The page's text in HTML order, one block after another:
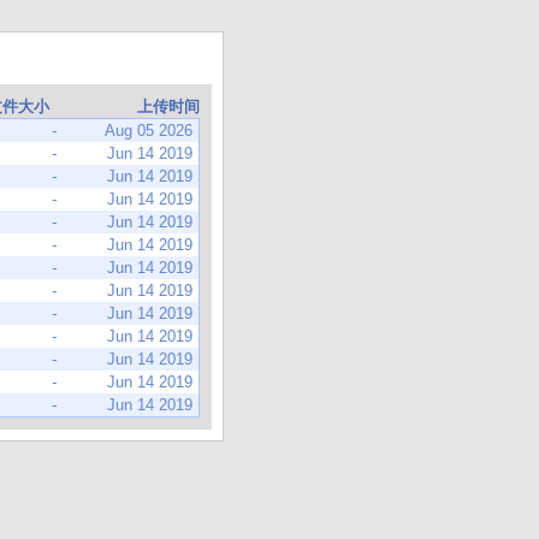
大小
上传时间
-
Aug 05 2026
-
Jun 14 2019
-
Jun 14 2019
-
Jun 14 2019
-
Jun 14 2019
-
Jun 14 2019
-
Jun 14 2019
-
Jun 14 2019
-
Jun 14 2019
-
Jun 14 2019
-
Jun 14 2019
-
Jun 14 2019
-
Jun 14 2019